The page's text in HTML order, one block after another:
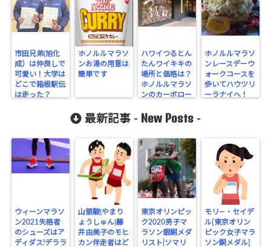
市田兄弟(旭化
成）は仲良しで
可愛い！大学は
どこで箱根駅伝
は走った？
ホノルルマラソ
ンお湯の用意は
簡単です
ハワイつるとん
たんワイキキの
場所と価格は？
ホノルルマラソ
ンのカーボロー
ホノルルマラソ
ンレースデーウ
ォークコースを
歩いてハウツリ
ーラナイへ！
最新記事 - New Posts -
ウィーンマラソ
ン2021失格者
のシューズはア
ディダス!デララ
山領駿(やまり
ょうしゅん)藤
井由美子のモヒ
カン伴走者はど
東京オリンピッ
ク2020男子マ
ラソン銀銅メダ
リスト|ソマリ
モリ―・セイデ
ル[東京オリン
ピック女子マラ
ソン銅メダル]